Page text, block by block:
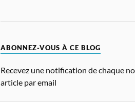
ABONNEZ-VOUS À CE BLOG
Recevez une notification de chaque
article par email